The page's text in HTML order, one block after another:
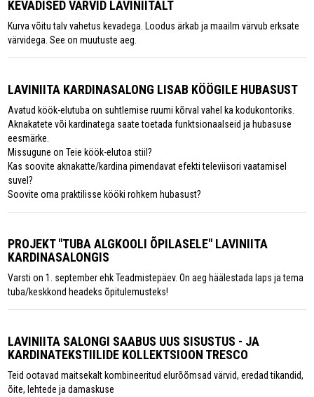
KEVADISED VÄRVID LAVINIITALT
Kurva võitu talv vahetus kevadega. Loodus ärkab ja maailm värvub erksate
värvidega. See on muutuste aeg.
LAVINIITA KARDINASALONG LISAB KÖÖGILE HUBASUST
Avatud köök-elutuba on suhtlemise ruumi kõrval vahel ka kodukontoriks.
Aknakatete või kardinatega saate toetada funktsionaalseid ja hubasuse
eesmärke.
Missugune on Teie köök-elutoa stiil?
Kas soovite aknakatte/kardina pimendavat efekti televiisori vaatamisel
suvel?
Soovite oma praktilisse kööki rohkem hubasust?
PROJEKT "TUBA ALGKOOLI ÕPILASELE" LAVINIITA
KARDINASALONGIS
Varsti on 1. september ehk Teadmistepäev. On aeg häälestada laps ja tema
tuba/keskkond headeks õpitulemusteks!
LAVINIITA SALONGI SAABUS UUS SISUSTUS - JA
KARDINATEKSTIILIDE KOLLEKTSIOON TRESCO
Teid ootavad maitsekalt kombineeritud elurõõmsad värvid, eredad tikandid,
õite, lehtede ja damaskuse